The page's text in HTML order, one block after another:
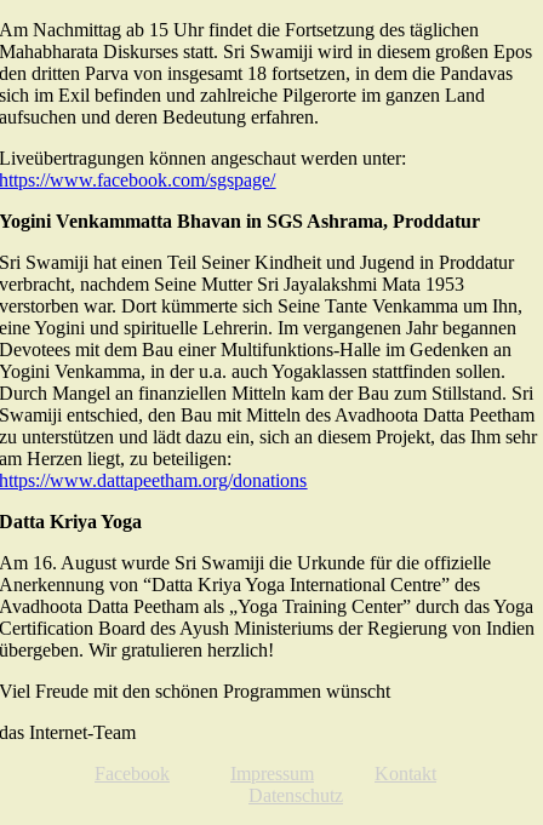
Am Nachmittag ab 15 Uhr findet die Fortsetzung des täglichen
Mahabharata Diskurses statt. Sri Swamiji wird in diesem großen Epos
den dritten Parva von insgesamt 18 fortsetzen, in dem die Pandavas
sich im Exil befinden und zahlreiche Pilgerorte im ganzen Land
aufsuchen und deren Bedeutung erfahren.
Liveübertragungen können angeschaut werden unter:
https://www.facebook.com/sgspage/
Yogini Venkammatta Bhavan in SGS Ashrama, Proddatur
Sri Swamiji hat einen Teil Seiner Kindheit und Jugend in Proddatur
verbracht, nachdem Seine Mutter Sri Jayalakshmi Mata 1953
verstorben war. Dort kümmerte sich Seine Tante Venkamma um Ihn,
eine Yogini und spirituelle Lehrerin. Im vergangenen Jahr begannen
Devotees mit dem Bau einer Multifunktions-Halle im Gedenken an
Yogini Venkamma, in der u.a. auch Yogaklassen stattfinden sollen.
Durch Mangel an finanziellen Mitteln kam der Bau zum Stillstand. Sri
Swamiji entschied, den Bau mit Mitteln des Avadhoota Datta Peetham
zu unterstützen und lädt dazu ein, sich an diesem Projekt, das Ihm sehr
am Herzen liegt, zu beteiligen:
https://www.dattapeetham.org/donations
Datta Kriya Yoga
Am 16. August wurde Sri Swamiji die Urkunde für die offizielle
Anerkennung von “Datta Kriya Yoga International Centre” des
Avadhoota Datta Peetham als „Yoga Training Center” durch das Yoga
Certification Board des Ayush Ministeriums der Regierung von Indien
übergeben. Wir gratulieren herzlich!
Viel Freude mit den schönen Programmen wünscht
das Internet-Team
Facebook
Impressum
Kontakt
Datenschutz